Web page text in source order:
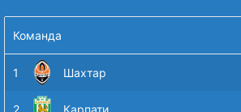
Команда
1 Шахтар
2 Карпати